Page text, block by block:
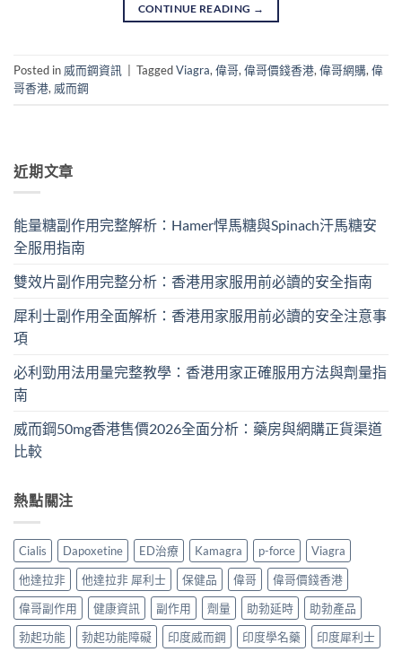
CONTINUE READING →
Posted in 威而鋼資訊 TaggedViagra, 偉哥, 偉哥價錢香港, 偉哥網購, 偉
哥香港, 威而鋼
近期文章
能量糖副作用完整解析：Hamer悍馬糖與Spinach汗馬糖安
全服用指南
雙效片副作用完整分析：香港用家服用前必讀的安全指南
犀利士副作用全面解析：香港用家服用前必讀的安全注意事
項
必利勁用法用量完整教學：香港用家正確服用方法與劑量指
南
威而鋼50mg香港售價2026全面分析：藥房與網購正貨渠道
比較
熱點關注
Cialis Dapoxetine ED治療 Kamagra p-force
Viagra
他達拉非
他達拉非 犀利士 保健品 偉哥
偉哥價錢香港
偉哥副作用
健康資訊 副作用 劑量 助勃延時
助勃產品
勃起功能
勃起功能障礙 印度威而鋼 印度學名藥 印度犀利士